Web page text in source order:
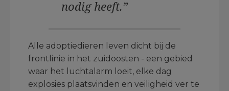
nodig heeft.”
Alle adoptiedieren leven dicht bij de
frontlinie in het zuidoosten - een gebied
waar het luchtalarm loeit, elke dag
explosies plaatsvinden en veiligheid ver te